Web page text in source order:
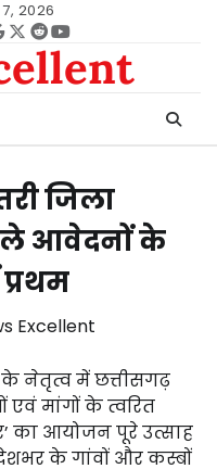
2026
Twitter
redditYoutube
जिला
आवेदनों के
Excellent
के नेतृत्व में छत्तीसगढ़
मांगों के त्वरित
का आयोजन पूरे उत्साह
के गांवों और कस्बों